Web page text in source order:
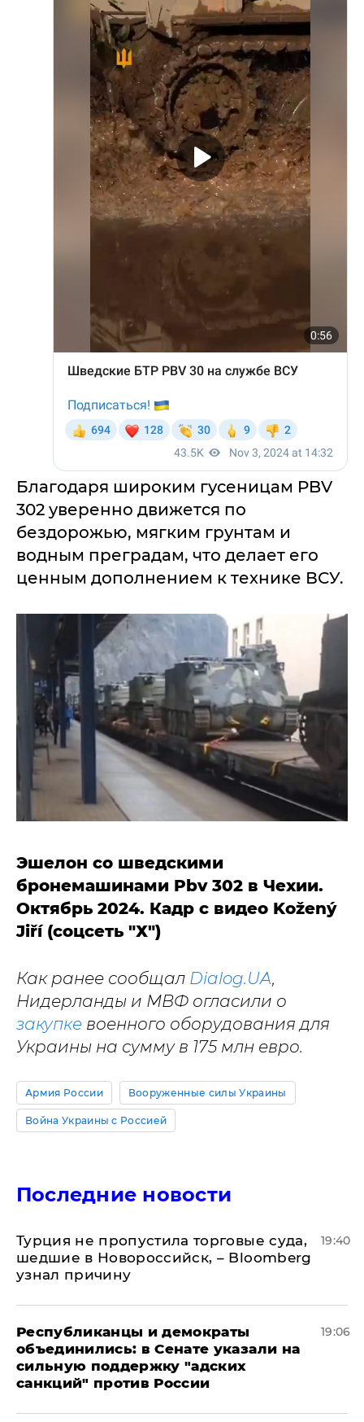
Благодаря широким гусеницам PBV
302 уверенно движется по
бездорожью, мягким грунтам и
водным преградам, что делает его
ценным дополнением к технике ВСУ.
Эшелон со шведскими
бронемашинами Pbv 302 в Чехии.
Октябрь 2024. Кадр с видео Kožený
Jiří (соцсеть "Х")
Как ранее сообщал Dialog.UA,
Нидерланды и МВФ огласили о
закупке военного оборудования для
Украины на сумму в 175 млн евро.
Армия России Вооруженные силы Украины
Война Украины с Россией
Последние новости
Турция не пропустила торговые суда,
шедшие в Новороссийск, – Bloomberg
узнал причину
19:40
Республиканцы и демократы
объединились: в Сенате указали на
сильную поддержку "адских
санкций" против России
19:06